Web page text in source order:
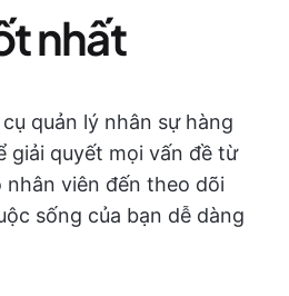
nhất
quản lý nhân sự hàng
giải quyết mọi vấn đề từ
nhân viên đến theo dõi
sống của bạn dễ dàng